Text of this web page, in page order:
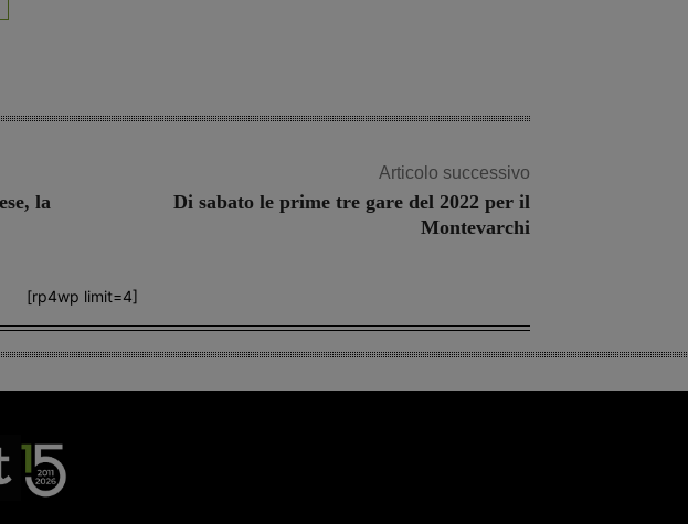
la
Articolo successivo
Di sabato le prime tre gare del 2022 per il
Montevarchi
[rp4wp limit=4]